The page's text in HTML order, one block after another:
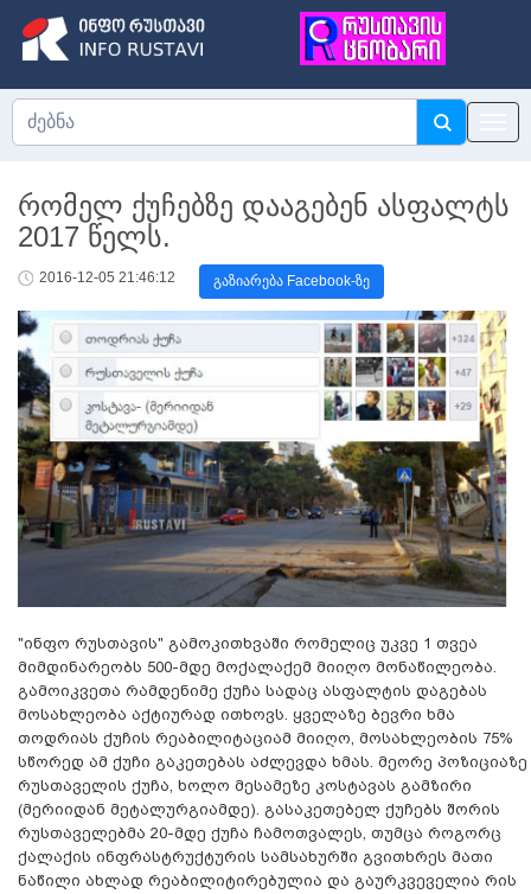
რომელ ქუჩებზე დააგებენ ასფალტს
2017 წელს.
2016-12-05 21:46:12 გაზიარება Facebook-ზე
"ინფო რუსთავის" გამოკითხვაში რომელიც უკვე 1 თვეა
მიმდინარეობს 500-მდე მოქალაქემ მიიღო მონაწილეობა.
გამოიკვეთა რამდენიმე ქუჩა სადაც ასფალტის დაგებას
მოსახლეობა აქტიურად ითხოვს. ყველაზე ბევრი ხმა
თოდრიას ქუჩის რეაბილიტაციამ მიიღო, მოსახლეობის 75%
სწორედ ამ ქუჩი გაკეთებას აძლევდა ხმას. მეორე პოზიციაზე
რუსთაველის ქუჩა, ხოლო მესამეზე კოსტავას გამზირი
(მერიიდან მეტალურგიამდე). გასაკეთებელ ქუჩებს შორის
რუსთაველებმა 20-მდე ქუჩა ჩამოთვალეს, თუმცა როგორც
ქალაქის ინფრასტრუქტურის სამსახურში გვითხრეს მათი
ნაწილი ახლად რეაბილიტირებულია და გაურკვეველია რის